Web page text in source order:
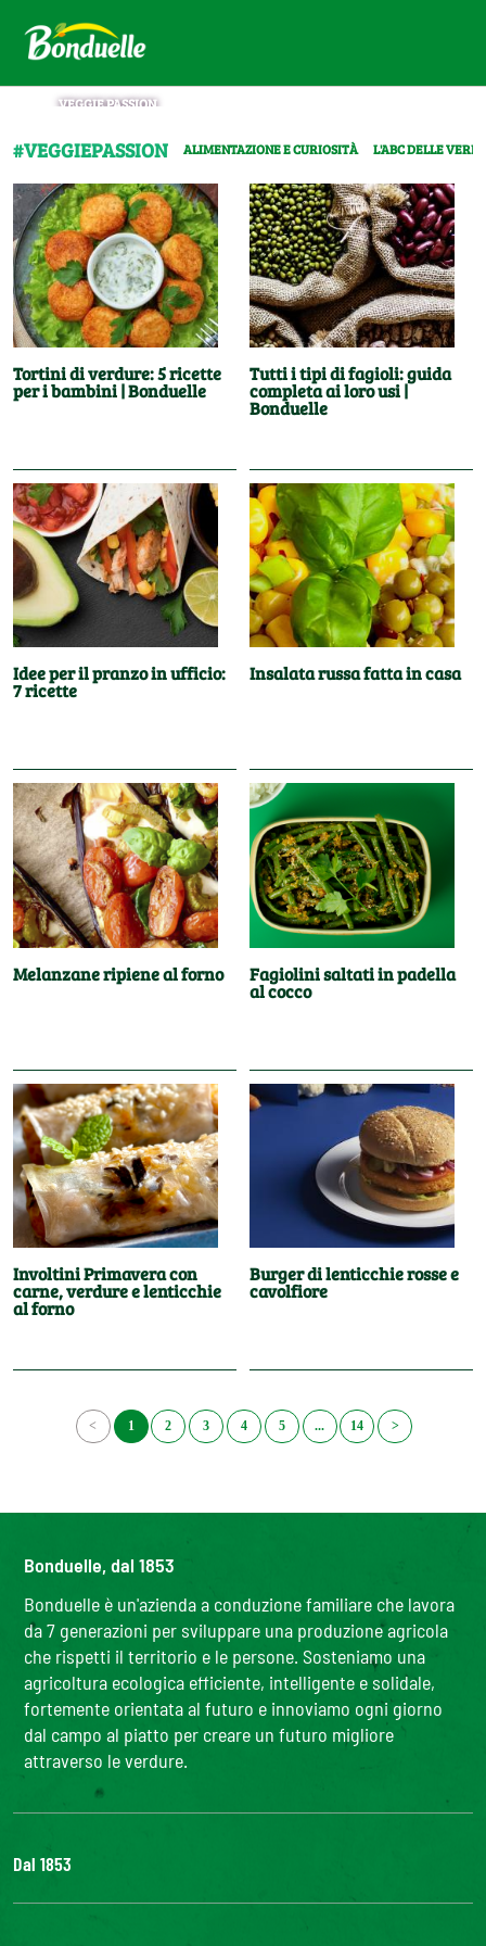
VEGGIE PASSION
#VEGGIEPASSION ALIMENTAZIONE E CURIOSITÀ L'ABC DELLE
Tortini di verdure: 5 ricette
per i bambini | Bonduelle
Tutti i tipi di fagioli: guida
completa ai loro usi |
Bonduelle
Idee per il pranzo in ufficio:
7 ricette
Insalata russa fatta in casa
Melanzane ripiene al forno Fagiolini saltati in padella
al cocco
Involtini Primavera con
carne, verdure e lenticchie
al forno
Burger di lenticchie rosse e
cavolfiore
< 1 2 3 4 5 ... 14 >
Bonduelle, dal 1853
Bonduelle è un'azienda a conduzione familiare che lavora
da 7 generazioni per sviluppare una produzione agricola
che rispetti il territorio e le persone. Sosteniamo una
agricoltura ecologica efficiente, intelligente e solidale,
fortemente orientata al futuro e innoviamo ogni giorno
dal campo al piatto per creare un futuro migliore
attraverso le verdure.
Dal 1853
Il Gruppo